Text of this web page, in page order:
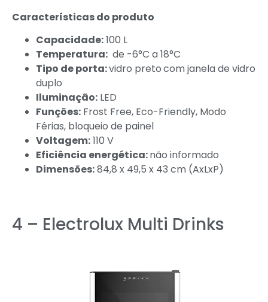
Características do produto
Capacidade:100 L
Temperatura: de -6°C a 18°C
Tipo de porta:vidro pretocom janela de vidro
duplo
Iluminação: LED
Funções: Frost Free, Eco-Friendly, Modo
Férias, bloqueio de painel
Voltagem:110 V
Eficiência energética:não informado
Dimensões:84,8 x 49,5 x 43 cm (AxLxP)
4 – Electrolux Multi Drinks